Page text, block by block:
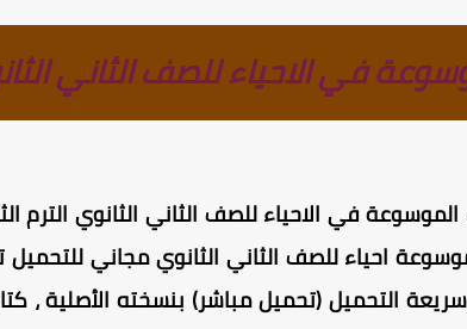
في الاحياء للصف الثاني
في الاحياء للصف الثاني الثانوي الترم